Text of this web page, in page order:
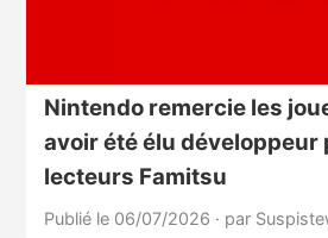
Nintendo remercie les
avoir été élu développeur
lecteurs Famitsu
Publié le 06/07/2026 · par